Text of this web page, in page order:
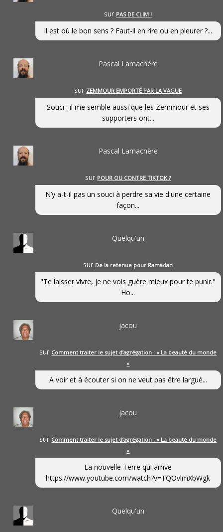
sur PAS DE CLIM !
Il est où le bon sens ? Faut-il en rire ou en pleurer ?...
Pascal Lamachère
sur ZEMMOUR EMPORTÉ PAR LA VAGUE
Souci : il me semble aussi que les Zemmour et ses
supporters ont...
Pascal Lamachère
sur POUR OU CONTRE TIKTOK ?
N’y a-t-il pas un souci à perdre sa vie d'une certaine
façon...
Quelqu'un
sur De la retenue pour Ramadan
"Te laisser vivre, je ne vois guère mieux pour te punir."
Ho...
jacou
sur Comment traiter le sujet d’agrégation : « La beauté du monde
»
A voir et à écouter si on ne veut pas être largué...
jacou
sur Comment traiter le sujet d’agrégation : « La beauté du monde
»
La nouvelle Terre qui arrive
https://www.youtube.com/watch?v=TQOvlmXbWgk
Quelqu'un